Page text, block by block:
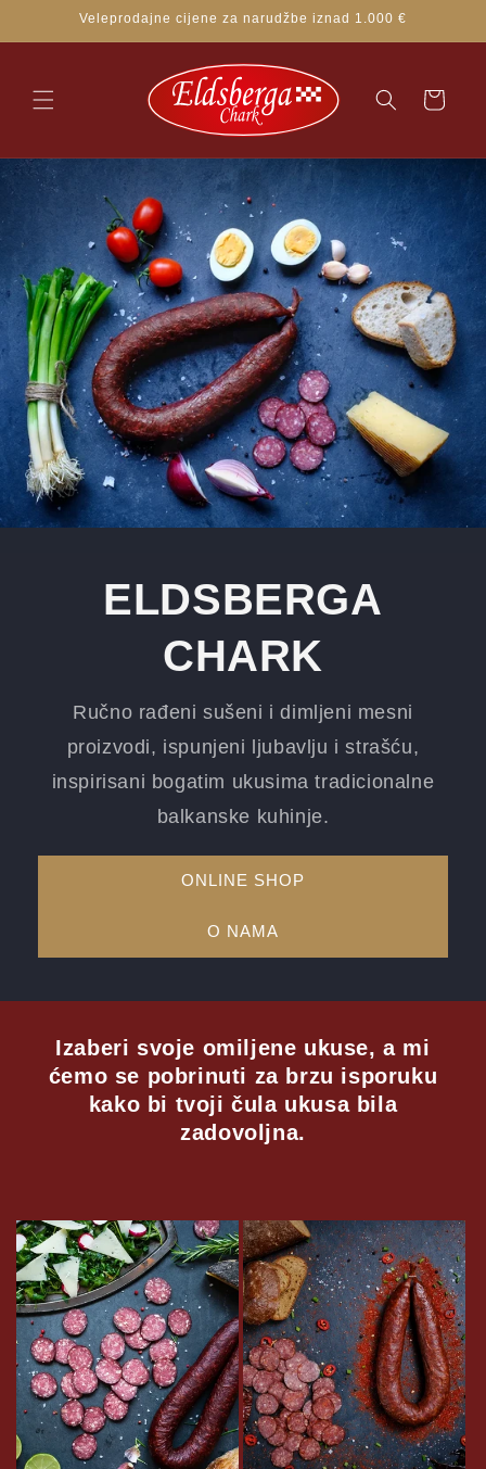
Skip toVeleprodajne cijene za narudžbe iznad 1.000 €
Korpa
ELDSBERGA
CHARK
Ručno rađeni sušeni i dimljeni mesni
proizvodi, ispunjeni ljubavlju i strašću,
inspirisani bogatim ukusima tradicionalne
balkanske kuhinje.
ONLINE SHOP
O NAMA
Izaberi svoje omiljene ukuse, a mi
ćemo se pobrinuti za brzu isporuku
kako bi tvoji čula ukusa bila
zadovoljna.